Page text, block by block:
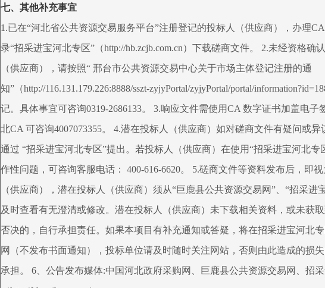
七、其他补充事宜
1.已在“河北省公共资源交易服务平台”注册登记的投标人（供应商），办理
录“招采进宝河北专区”（http://hb.zcjb.com.cn）下载磋商文件。 2.未经资格确
（供应商），请按照“ 邢台市公共资源交易中心关于市场主体登记注册的通
知”（http://116.131.179.226:8888/sszt-zyjyPortal/zyjyPortal/portal/
记。具体事宜可咨询0319-2686133。 3.响应文件需使用CA 数字证书加盖电子
北CA 可咨询4007073355。 4.潜在投标人（供应商）如对磋商文件有疑问或
通过 “招采进宝河北专区”提出。若投标人（供应商）在使用“招采进宝河北专
作性问题，可咨询客服电话： 400-616-6620。 5.磋商文件等资料发布后，即
（供应商），潜在投标人（供应商）须从“巨鹿县公共资源交易网”、“招采进
及时查看有无澄清或修改。潜在投标人（供应商）未下载相关资料，或未获
否决的，自行承担责任。如果本项目有补充通知或答疑，将在招采进宝河北
网（不发布书面通知），投标单位请及时随时关注网站，否则由此造成的损
承担。 6、公告发布媒体:中国河北政府采购网、巨鹿县公共资源交易网、招